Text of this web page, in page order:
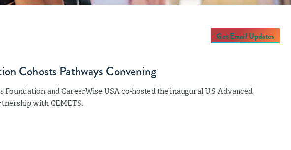
Get Email Updates
Cohosts Pathways Convening
Foundation and CareerWise USA co-hosted the inaugural U.S Advanced
with CEMETS.